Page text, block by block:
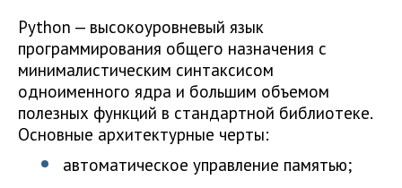
Python — высокоуровневый язык
программирования общего назначения с
минималистическим синтаксисом
одноименного ядра и большим объемом
полезных функций в стандартной библиотеке.
Основные архитектурные черты:
автоматическое управление памятью;